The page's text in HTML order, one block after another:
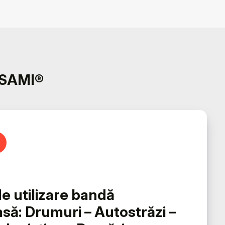
utilizare bandă
Drumuri – Autostrăzi –